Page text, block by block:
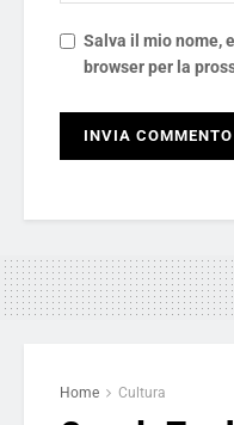
Salva il mio nome,
browser per la
Home Cultura